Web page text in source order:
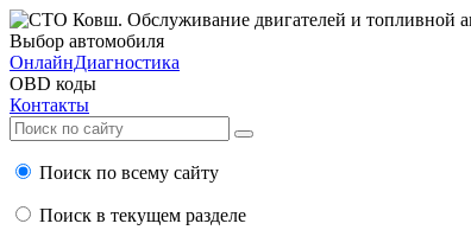
Выбор автомобиля
ОнлайнДиагностика
OBD коды
Контакты
Поиск по всему сайту
Поиск в текущем разделе